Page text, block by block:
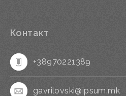
Контакт
+38970221389
gavrilovski@ipsum.mk